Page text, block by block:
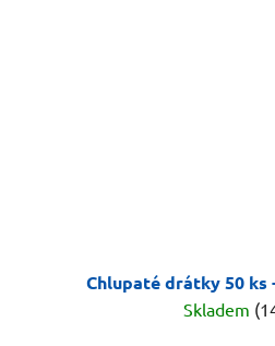
Chlupaté drátky 50 ks
Skladem